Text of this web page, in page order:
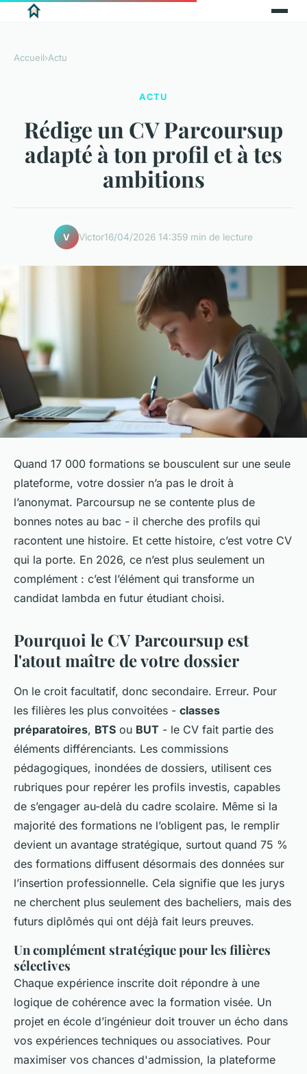
Accueil›Actu
ACTU
Rédige un CV Parcoursup
adapté à ton profil et à tes
ambitions
V Victor16/04/2026 14:359 min de lecture
Quand 17 000 formations se bousculent sur une seule
plateforme, votre dossier n’a pas le droit à
l’anonymat. Parcoursup ne se contente plus de
bonnes notes au bac - il cherche des profils qui
racontent une histoire. Et cette histoire, c’est votre CV
qui la porte. En 2026, ce n’est plus seulement un
complément : c’est l’élément qui transforme un
candidat lambda en futur étudiant choisi.
Pourquoi le CV Parcoursup est
l'atout maître de votre dossier
On le croit facultatif, donc secondaire. Erreur. Pour
les filières les plus convoitées - classes
préparatoires, BTS ou BUT - le CV fait partie des
éléments différenciants. Les commissions
pédagogiques, inondées de dossiers, utilisent ces
rubriques pour repérer les profils investis, capables
de s’engager au-delà du cadre scolaire. Même si la
majorité des formations ne l’obligent pas, le remplir
devient un avantage stratégique, surtout quand 75 %
des formations diffusent désormais des données sur
l’insertion professionnelle. Cela signifie que les jurys
ne cherchent plus seulement des bacheliers, mais des
futurs diplômés qui ont déjà fait leurs preuves.
Un complément stratégique pour les filières
sélectives
Chaque expérience inscrite doit répondre à une
logique de cohérence avec la formation visée. Un
projet en école d’ingénieur doit trouver un écho dans
vos expériences techniques ou associatives. Pour
maximiser vos chances d'admission, la plateforme